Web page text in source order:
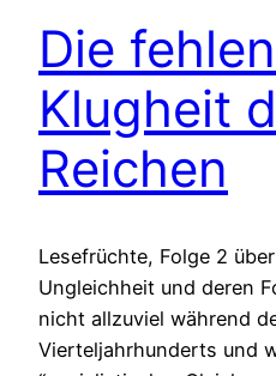
Die
Klugheit
Reichen
Lesefrüchte, Folge 2
Ungleichheit und deren
nicht allzuviel während
Vierteljahrhunderts und